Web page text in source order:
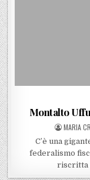
Montalto
POSTED
MARIA
C’è una
federalismo
riscritta